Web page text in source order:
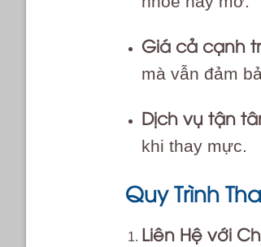
Giá cả cạnh
mà vẫn đảm
Dịch vụ tận
khi thay mực.
Quy Trình
Liên Hệ với